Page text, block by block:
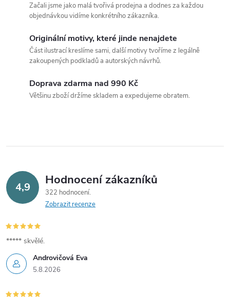
p
v
k
y
v
ý
Začali jsme jako malá tvořivá prodejna a dodnes za každou
objednávkou vidíme konkrétního zákazníka.
Originální motivy, které jinde nenajdete
Část ilustrací kreslíme sami, další motivy tvoříme z legálně
zakoupených podkladů a autorských návrhů.
Doprava zdarma nad 990 Kč
Většinu zboží držíme skladem a expedujeme obratem.
4,9 Hodnocení zákazníků
322 hodnocení
Zobrazit recenze
Androvičová Eva
5.8.2026
***** skvělé.